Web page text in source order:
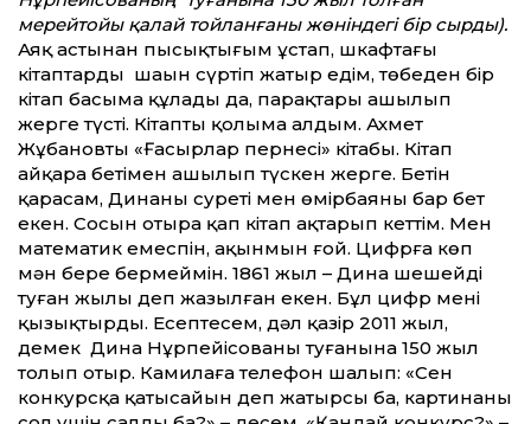
мерейтойы қалай тойланғаны жөніндегі бір сырды).
Аяқ астынан пысықтығым ұстап, шкафтағы
кітаптардың шаңын сүртіп жатыр едім, төбеден бір
кітап басыма құлады да, парақтары ашылып
жерге түсті. Кітапты қолыма алдым. Ахмет
Жұбановтың «Ғасырлар пернесі» кітабы. Кітап
айқара бетімен ашылып түскен жерге. Бетін
қарасам, Динаның суреті мен өмірбаяны бар бет
екен. Сосын отыра қап кітап ақтарып кеттім. Мен
математик емеспін, ақынмын ғой. Цифрға көп
мән бере бермеймін. 1861 жыл – Дина шешейдің
туған жылы деп жазылған екен. Бұл цифр мені
қызықтырды. Есептесем, дәл қазір 2011 жыл,
демек Дина Нұрпейісованың туғанына 150 жыл
толып отыр. Камилаға телефон шалып: «Сен
конкурсқа қатысайын деп жатырсың ба, картинаны